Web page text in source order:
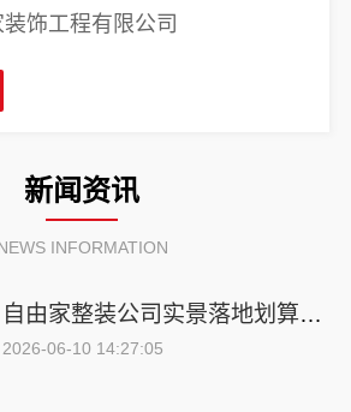
饰工程有限公司
新闻资讯
INFORMATION
自由家整装公司实景落地划算吗？湖南自由家装饰全案装修深度解析
2026-06-10 14:27:05